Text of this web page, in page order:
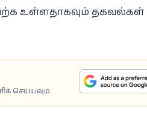
உள்ளதாகவும் தகவல்கள்
செய்யவும்.